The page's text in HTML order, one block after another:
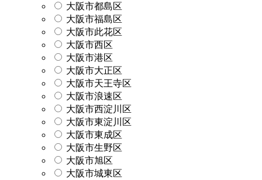
大阪市都島区
大阪市福島区
大阪市此花区
大阪市西区
大阪市港区
大阪市大正区
大阪市天王寺区
大阪市浪速区
大阪市西淀川区
大阪市東淀川区
大阪市東成区
大阪市生野区
大阪市旭区
大阪市城東区